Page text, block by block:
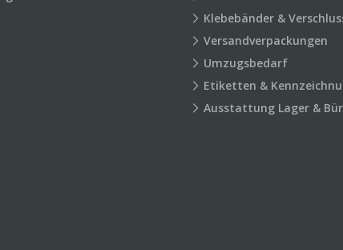
Klebebänder &
Versandverpackungen
Umzugsbedarf
Etiketten &
Ausstattung Lager &